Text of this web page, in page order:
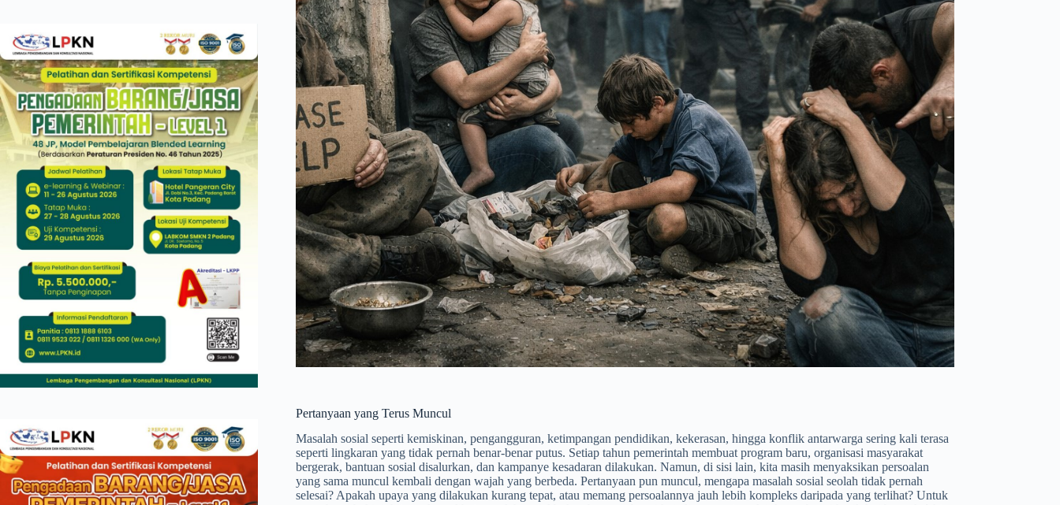
Pertanyaan yang Terus Muncul
Masalah sosial seperti kemiskinan, pengangguran, ketimpangan pendidikan, kekerasan, hingga konflik antarwarga sering kali terasa
seperti lingkaran yang tidak pernah benar-benar putus. Setiap tahun pemerintah membuat program baru, organisasi masyarakat
bergerak, bantuan sosial disalurkan, dan kampanye kesadaran dilakukan. Namun, di sisi lain, kita masih menyaksikan persoalan
yang sama muncul kembali dengan wajah yang berbeda. Pertanyaan pun muncul, mengapa masalah sosial seolah tidak pernah
selesai? Apakah upaya yang dilakukan kurang tepat, atau memang persoalannya jauh lebih kompleks daripada yang terlihat? Untuk